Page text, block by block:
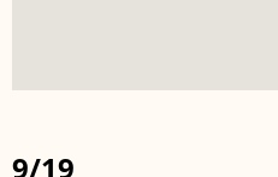
9/19